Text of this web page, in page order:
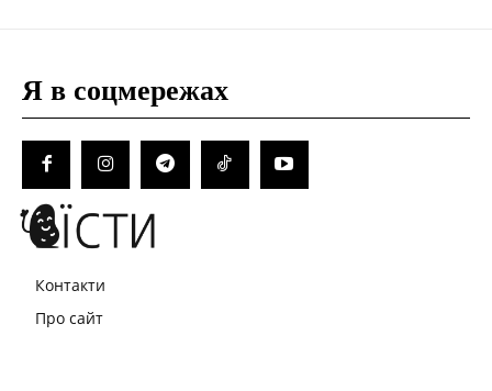
Я в соцмережах
Контакти
Про сайт